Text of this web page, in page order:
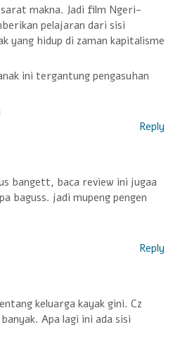
makna. Jadi film Ngeri-
pelajaran dari sisi
yang hidup di zaman kapitalisme
ini tergantung pengasuhan
Reply
bangett, baca review ini jugaa
baguss. jadi mupeng pengen
Reply
keluarga kayak gini. Cz
Apa lagi ini ada sisi